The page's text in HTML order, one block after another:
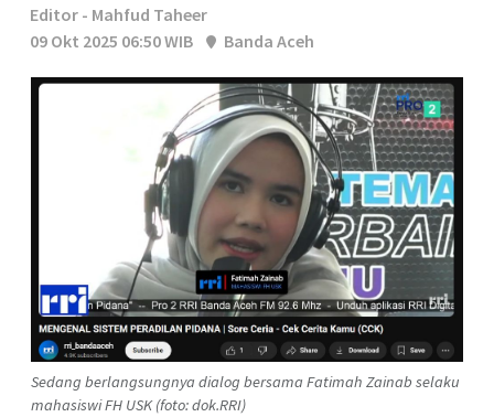
Editor - Mahfud Taheer
09 Okt 2025 06:50 WIB
Banda Aceh
Sedang berlangsungnya dialog bersama Fatimah Zainab selaku
mahasiswi FH USK (foto: dok.RRI)